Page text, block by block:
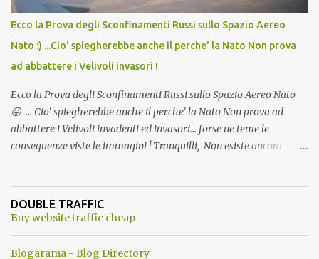
Ecco la Prova degli Sconfinamenti Russi sullo Spazio Aereo
Nato :) ...Cio' spiegherebbe anche il perche' la Nato Non prova
ad abbattere i Velivoli invasori !
Ecco la Prova degli Sconfinamenti Russi sullo Spazio Aereo Nato
😛 ... Cio' spiegherebbe anche il perche' la Nato Non prova ad
abbattere i Velivoli invadenti ed invasori... forse ne teme le
conseguenze viste le immagini ! Tranquilli, Non esiste ancora
ancora una fantasia Nato o forse una "False Flag", per provocare
una guerra mondiale che difficilmente da menti sane, potrebbe
DOUBLE TRAFFIC
Buy website traffic cheap
Blogarama - Blog Directory